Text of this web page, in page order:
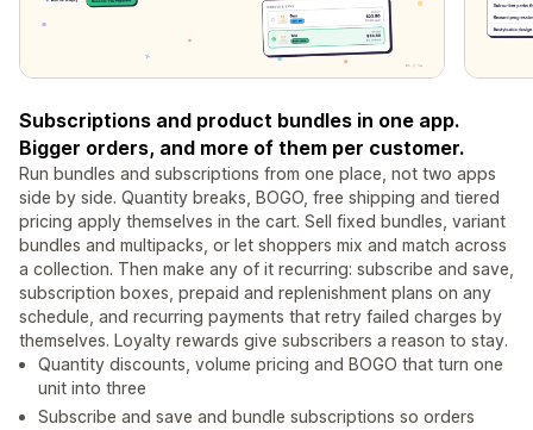
Subscriptions and product bundles in one app.
Bigger orders, and more of them per customer.
Run bundles and subscriptions from one place, not two apps
side by side. Quantity breaks, BOGO, free shipping and tiered
pricing apply themselves in the cart. Sell fixed bundles, variant
bundles and multipacks, or let shoppers mix and match across
a collection. Then make any of it recurring: subscribe and save,
subscription boxes, prepaid and replenishment plans on any
schedule, and recurring payments that retry failed charges by
themselves. Loyalty rewards give subscribers a reason to stay.
Quantity discounts, volume pricing and BOGO that turn one
unit into three
Subscribe and save and bundle subscriptions so orders